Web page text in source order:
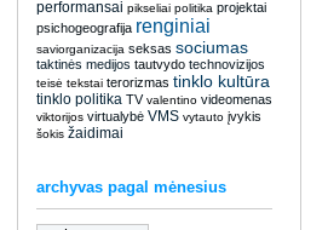
performansai pikseliai politika projektai
psichogeografija renginiai
saviorganizacija seksas sociumas
taktinės medijos tautvydo technovizijos
teisė tekstai terorizmas tinklo kultūra
tinklo politika TV valentino videomenas
viktorijos virtualybė VMS vytauto įvykis
šokis žaidimai
archyvas pagal mėnesius